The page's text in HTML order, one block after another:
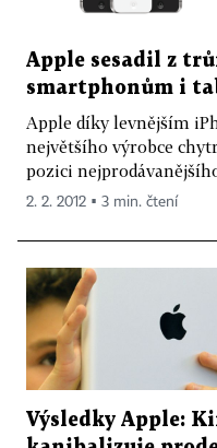
Apple sesadil z
smartphonům i
Apple díky levnějším
největšího výrobce
pozici
2. 2. 2012 ▪ 3 min. čtení
Výsledky Apple: